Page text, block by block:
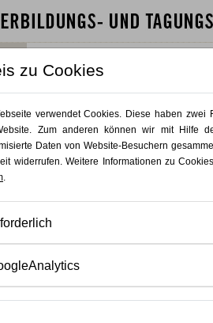
Andrea Klaßen
WAS MICH ANTREIBT
zu Cookies
verwendet Cookies. Diese haben
Zum anderen können wir mit Hilfe
Daten von Website-Besuchern
widerrufen. Weitere Informationen zu
.